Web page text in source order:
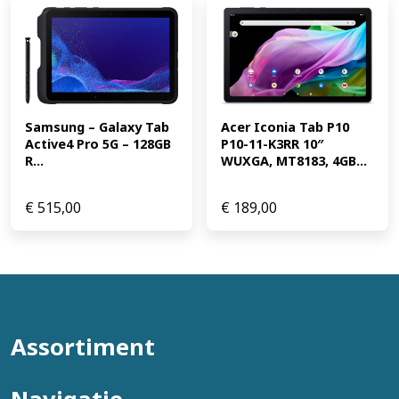
Samsung – Galaxy Tab
Active4 Pro 5G – 128GB
R...
€515,00
Acer Iconia Tab P10
P10-11-K3RR 10″
WUXGA, MT8183, 4GB...
€ 189,00
Assortiment